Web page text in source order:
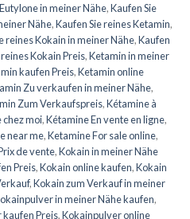
in meiner Nähe,Kaufen Sie
Nähe,Kaufen Sie reines Ketamin,
reines Kokain in meiner Nähe,Kaufen
Kokain Preis,Ketamin in meiner
kaufen Preis,Ketamin online
Zu verkaufen in meiner Nähe,
Zum Verkaufspreis,Kétamine à
chez moi,Kétamine En vente en ligne,
near me,Ketamine For sale online,
de vente,Kokain in meiner Nähe
Preis,Kokain online kaufen,Kokain
,Kokain zum Verkauf in meiner
in meiner Nähe kaufen,
Preis,Kokainpulver online